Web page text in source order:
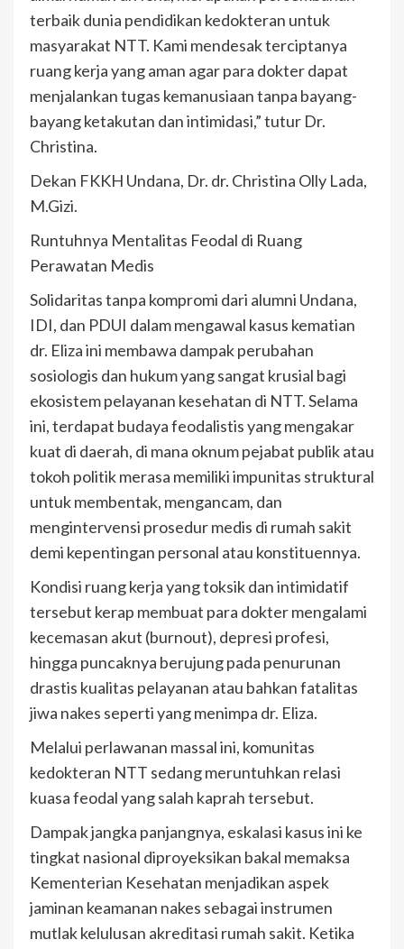
terbaik dunia pendidikan kedokteran untuk
masyarakat NTT. Kami mendesak terciptanya
ruang kerja yang aman agar para dokter dapat
menjalankan tugas kemanusiaan tanpa bayang-
bayang ketakutan dan intimidasi,” tutur Dr.
Christina.
Dekan FKKH Undana, Dr. dr. Christina Olly Lada,
M.Gizi.
Runtuhnya Mentalitas Feodal di Ruang
Perawatan Medis
Solidaritas tanpa kompromi dari alumni Undana,
IDI, dan PDUI dalam mengawal kasus kematian
dr. Eliza ini membawa dampak perubahan
sosiologis dan hukum yang sangat krusial bagi
ekosistem pelayanan kesehatan di NTT. Selama
ini, terdapat budaya feodalistis yang mengakar
kuat di daerah, di mana oknum pejabat publik atau
tokoh politik merasa memiliki impunitas struktural
untuk membentak, mengancam, dan
mengintervensi prosedur medis di rumah sakit
demi kepentingan personal atau konstituennya.
Kondisi ruang kerja yang toksik dan intimidatif
tersebut kerap membuat para dokter mengalami
kecemasan akut (burnout), depresi profesi,
hingga puncaknya berujung pada penurunan
drastis kualitas pelayanan atau bahkan fatalitas
jiwa nakes seperti yang menimpa dr. Eliza.
Melalui perlawanan massal ini, komunitas
kedokteran NTT sedang meruntuhkan relasi
kuasa feodal yang salah kaprah tersebut.
Dampak jangka panjangnya, eskalasi kasus ini ke
tingkat nasional diproyeksikan bakal memaksa
Kementerian Kesehatan menjadikan aspek
jaminan keamanan nakes sebagai instrumen
mutlak kelulusan akreditasi rumah sakit. Ketika